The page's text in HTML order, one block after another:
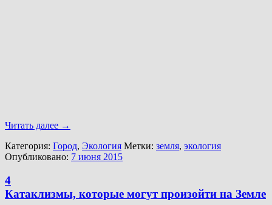
Читать далее →
Категория: Город, Экология Метки: земля, экология
Опубликовано: 7 июня 2015
4
Катаклизмы, которые могут произойти на Земле